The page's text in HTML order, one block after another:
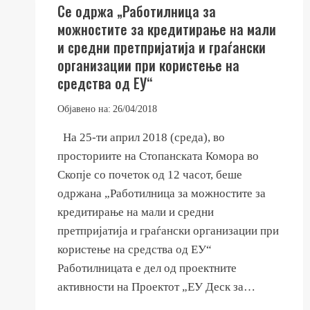
Се одржа „Работилница за
можностите за кредитирање на мали
и средни претпријатија и граѓански
организации при користење на
средства од ЕУ“
Објавено на: 26/04/2018
На 25-ти април 2018 (среда), во
просториите на Стопанската Комора во
Скопје со почеток од 12 часот, беше
одржана „Работилница за можностите за
кредитирање на мали и средни
претпријатија и граѓански организации при
користење на средства од ЕУ“
Работилницата е дел од проектните
активности на Проектот „ЕУ Деск за…